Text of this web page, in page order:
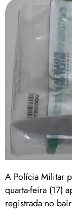
A Polícia Militar
quarta-feira (17)
registrada no